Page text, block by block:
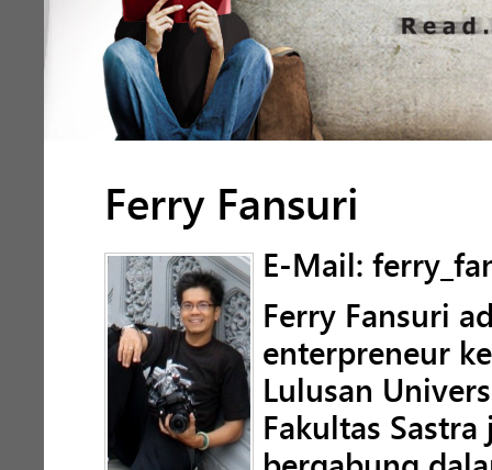
Ferry Fansuri
E-Mail:
Ferry Fansuri
enterpreneur
Lulusan
Fakultas